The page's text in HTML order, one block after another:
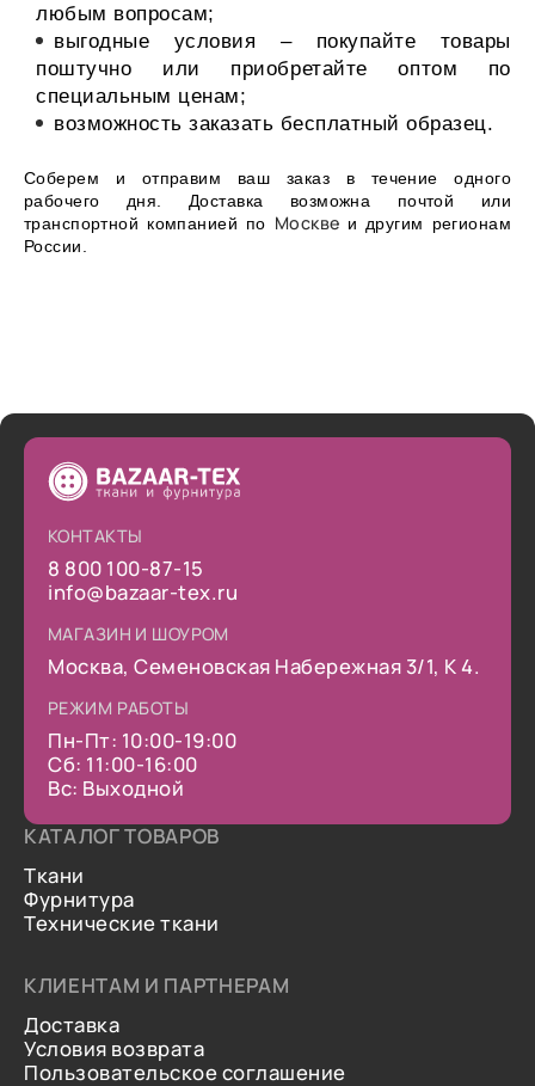
любым вопросам;
выгодные условия – покупайте товары
поштучно или приобретайте оптом по
специальным ценам;
возможность заказать бесплатный образец.
Соберем и отправим ваш заказ в течение одного
рабочего дня. Доставка возможна почтой или
транспортной компанией по Москве и другим регионам
России.
КОНТАКТЫ
8 800 100-87-15
info@bazaar-tex.ru
МАГАЗИН И ШОУРОМ
Москва, Семеновская Набережная 3/1, К 4.
РЕЖИМ РАБОТЫ
Пн-Пт: 10:00-19:00
Сб: 11:00-16:00
Вс: Выходной
КАТАЛОГ ТОВАРОВ
Ткани
Фурнитура
Технические ткани
КЛИЕНТАМ И ПАРТНЕРАМ
Доставка
Условия возврата
Пользовательское соглашение